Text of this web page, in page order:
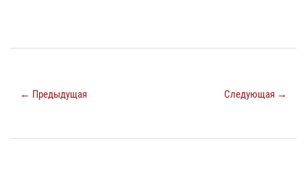
← Предыдущая Следующая →